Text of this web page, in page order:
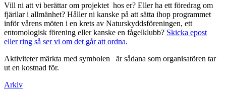
Vill ni att vi berättar om projektet hos er? Eller ha ett föredrag om
fjärilar i allmänhet? Håller ni kanske på att sätta ihop programmet
inför vårens möten i en krets av Naturskyddsföreningen, ett
entomologisk förening eller kanske en fågelklubb? Skicka epost
eller ring så ser vi om det går att ordna.
Aktiviteter märkta med symbolen
är sådana som organisatören tar
ut en kostnad för.
Arkiv